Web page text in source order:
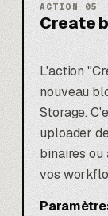
ACTION 05
Create
L'action
nouveau
Storage.
uploader
binaires ou
vos